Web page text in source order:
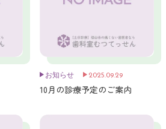
お知らせ 2025.09.29
10月の診療予定のご案内